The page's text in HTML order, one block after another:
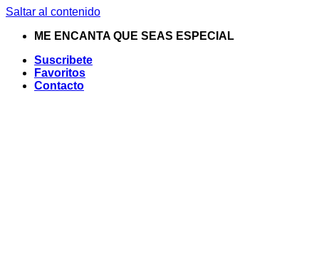
Saltar al contenido
ME ENCANTA QUE SEAS ESPECIAL
Suscribete
Favoritos
Contacto